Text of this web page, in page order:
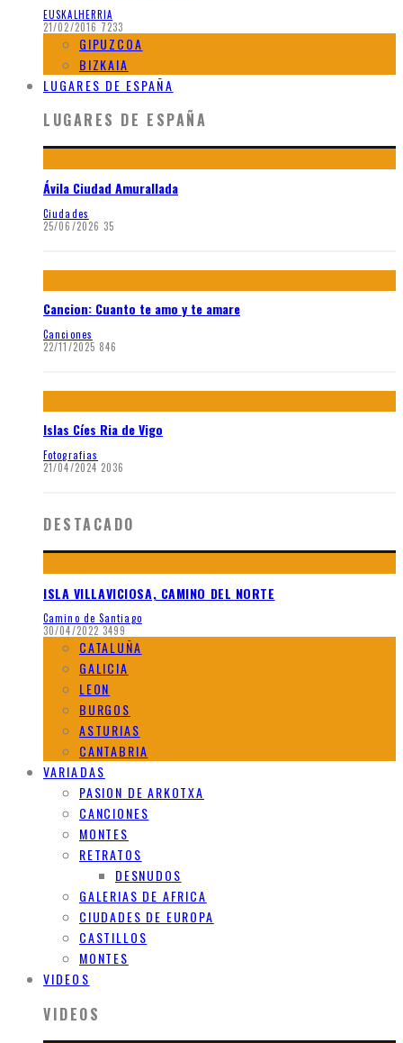
EUSKALHERRIA
21/02/2016 7233
GIPUZCOA
BIZKAIA
LUGARES DE ESPAÑA
LUGARES DE ESPAÑA
Ávila Ciudad Amurallada
Ciudades
25/06/2026 35
Cancion: Cuanto te amo y te amare
Canciones
22/11/2025 846
Islas Cíes Ria de Vigo
Fotografias
21/04/2024 2036
DESTACADO
ISLA VILLAVICIOSA, CAMINO DEL NORTE
Camino de Santiago
30/04/2022 3499
CATALUÑA
GALICIA
LEON
BURGOS
ASTURIAS
CANTABRIA
VARIADAS
PASION DE ARKOTXA
CANCIONES
MONTES
RETRATOS
DESNUDOS
GALERIAS DE AFRICA
CIUDADES DE EUROPA
CASTILLOS
MONTES
VIDEOS
VIDEOS